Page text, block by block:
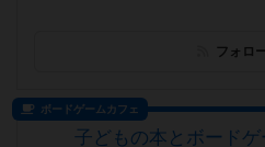
フォロ
ボードゲームカフェ
子どもの本とボード